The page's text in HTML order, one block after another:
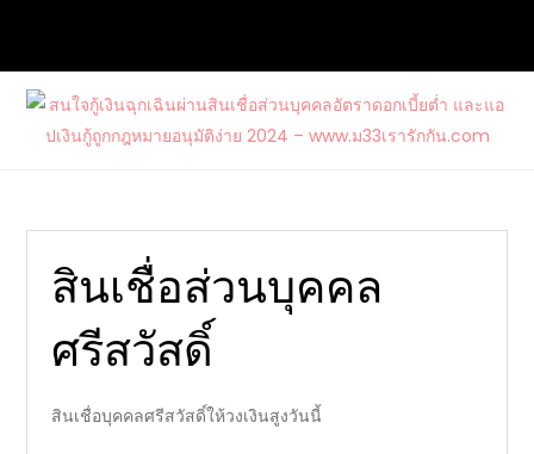
content
กฎหมายอนุมัติง่าย 2024 –
www.ม33เรารักกัน.com
รักกัน.com
สินเชื่อส่วนบุคคล
ศรีสวัสดิ์
สินเชื่อบุคคลศรีสวัสดิ์ให้วงเงินสูงวันนี้